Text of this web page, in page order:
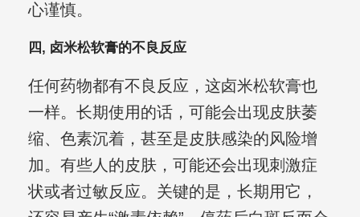
心谨慎。
四, 卤米松软膏的不良反应
任何药物都有不良反应，这卤米松软膏也
一样。长期使用的话，可能会出现皮肤萎
缩、色素沉着，甚至是皮肤感染的风险增
加。有些人的皮肤，可能还会出现刺激症
状或者过敏反应。关键的是，长期用它，